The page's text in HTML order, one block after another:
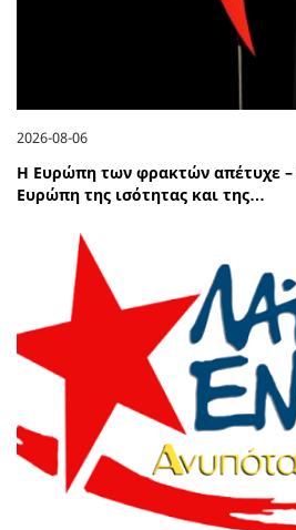
2026-08-06
Η Ευρώπη των φρακτών απέτυχε –
Ευρώπη της ισότητας και της…